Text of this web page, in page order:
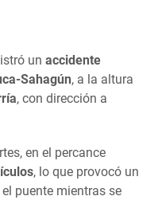
un accidente
Sahagún, a la altura
, con dirección a
en el percance
, lo que provocó un
puente mientras se